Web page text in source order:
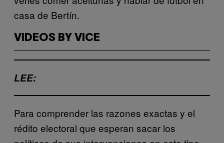
casa de Bertín.
VIDEOS BY VICE
LEE:
Para comprender las razones exactas y el
rédito electoral que esperan sacar los